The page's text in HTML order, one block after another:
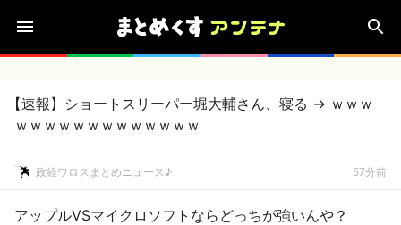
【速報】ショートスリーパー堀大輔さん、寝る → ｗｗｗ
ｗｗｗｗｗｗｗｗｗｗｗｗｗ
政経ワロスまとめニュース♪ 57分前
アップルVSマイクロソフトならどっちが強いんや？